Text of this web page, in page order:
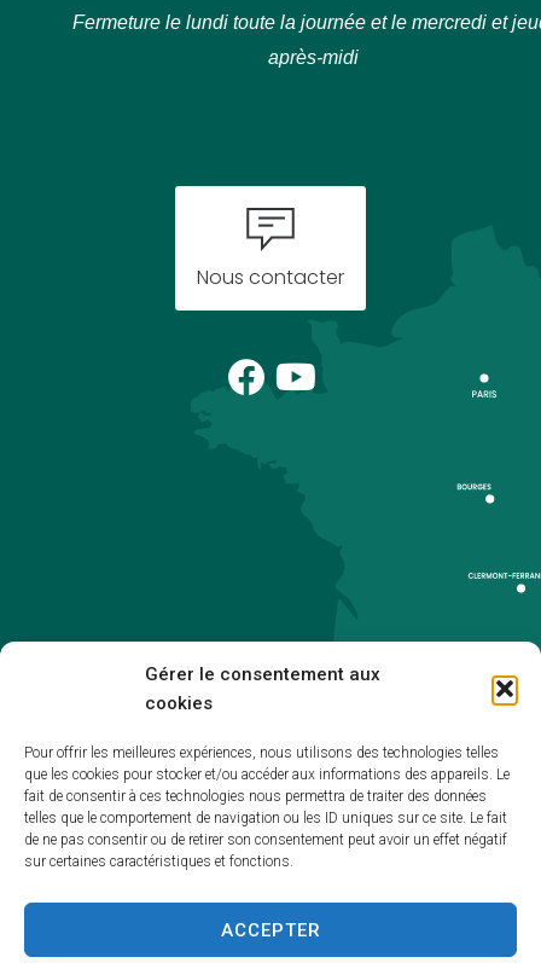
Gérer le consentement aux
cookies
Pour offrir les meilleures expériences, nous utilisons des technologies telles
que les cookies pour stocker et/ou accéder aux informations des appareils. Le
fait de consentir à ces technologies nous permettra de traiter des données
telles que le comportement de navigation ou les ID uniques sur ce site. Le fait
de ne pas consentir ou de retirer son consentement peut avoir un effet négatif
sur certaines caractéristiques et fonctions.
ACCEPTER
Fermeture le lundi toute la journée et le mercredi et
après-midi
Nous contacter
Accessibilité